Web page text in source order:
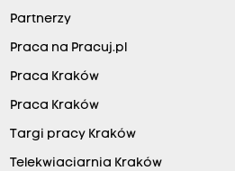
Partnerzy
Praca na Pracuj.pl
Praca Kraków
Praca Kraków
Targi pracy Kraków
Telekwiaciarnia Kraków